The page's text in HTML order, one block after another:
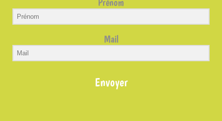
Prénom
Mail
Envoyer